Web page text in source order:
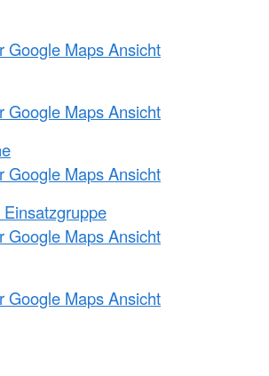
Google Maps Ansicht
Google Maps Ansicht
Google Maps Ansicht
Google Maps Ansicht
Google Maps Ansicht